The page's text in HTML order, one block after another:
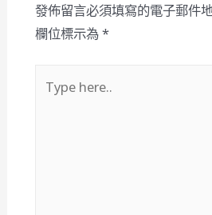
發佈留言必須填寫的電子郵件
欄位標示為*
here..